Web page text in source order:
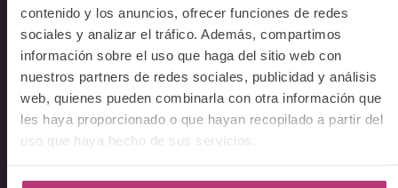
contenido y los anuncios, ofrecer funciones de redes
sociales y analizar el tráfico. Además, compartimos
información sobre el uso que haga del sitio web con
nuestros partners de redes sociales, publicidad y análisis
web, quienes pueden combinarla con otra información que
les haya proporcionado o que hayan recopilado a partir del
uso que haya hecho de sus servicios.
La mirada perinatal en el ámbito social
Formación avanzada en acompañamiento y atención al
parto
Monográficos – Cursos Cortos
Principios de atención en Salud Mental Perinatal
Comunicación